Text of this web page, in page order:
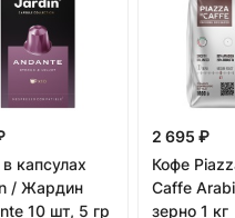
капсулах
/ Жардин
10 шт, 5 гр
2 695 ₽
Кофе
Caffe
зерно 1 кг